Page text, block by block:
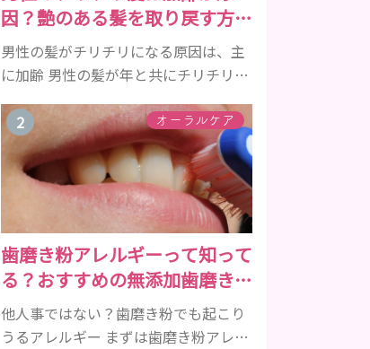
因？艶のある髪を取り戻す方法
をご紹介
男性の髪がチリチリになる原因は、主
に加齢 男性の髪が年と共にチリチリに
い頃はしっかりとボリュームがあり、
髪にツヤがあった男性も、いつのまに
か髪がチリチリでペタンとするように
なったと感じる人もいるでしょう。特
に大人の男性としての魅力が出てくる
40代以降の男性に悩んでいる人が多い
傾向があります。 髪が生え変わるサイ
クルは、年齢と共に乱れていきます。
髪が太くならないま...
オーラルケア
歯磨き粉アレルギーって知って
る？おすすめの無添加歯磨き粉
をご紹介
他人事ではない？歯磨き粉でも起こり
うるアレルギー まずは歯磨き粉アレル